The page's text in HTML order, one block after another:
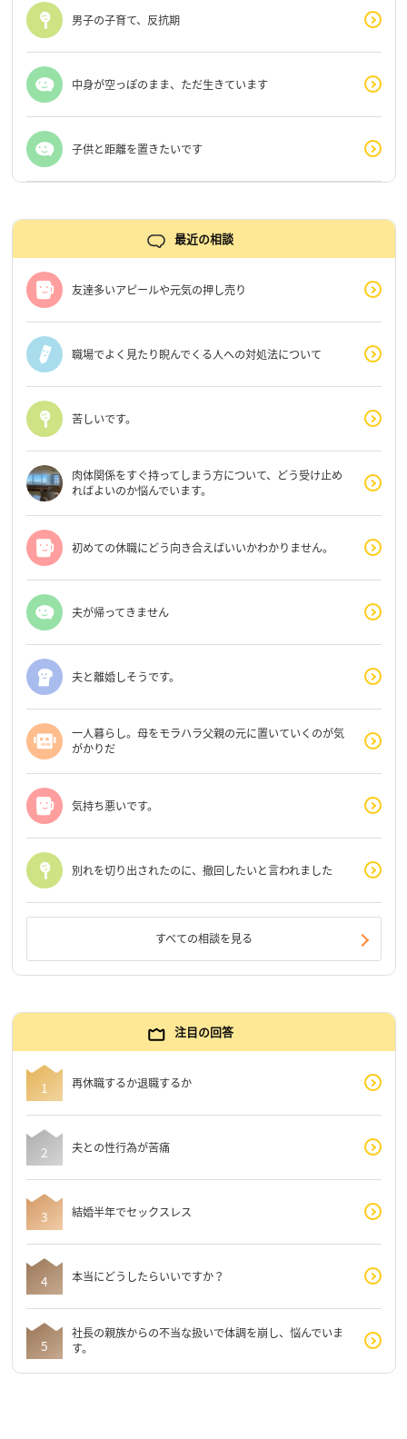
男子の子育て、反抗期
中身が空っぽのまま、ただ生きています
子供と距離を置きたいです
最近の相談
友達多いアピールや元気の押し売り
職場でよく見たり睨んでくる人への対処法について
苦しいです。
肉体関係をすぐ持ってしまう方について、どう受け止め
ればよいのか悩んでいます。
初めての休職にどう向き合えばいいかわかりません。
夫が帰ってきません
夫と離婚しそうです。
一人暮らし。母をモラハラ父親の元に置いていくのが気
がかりだ
気持ち悪いです。
別れを切り出されたのに、撤回したいと言われました
すべての相談を見る
注目の回答
再休職するか退職するか
夫との性行為が苦痛
結婚半年でセックスレス
本当にどうしたらいいですか？
社長の親族からの不当な扱いで体調を崩し、悩んでいま
す。